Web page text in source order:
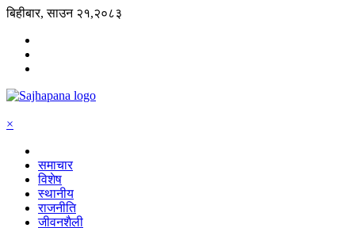
बिहीबार, साउन २१,२०८३
×
समाचार
विशेष
स्थानीय
राजनीति
जीवनशैली